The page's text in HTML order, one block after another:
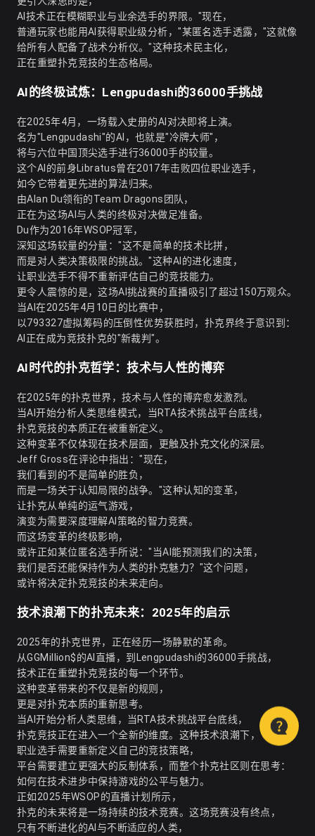
AI技术正在模糊职业与业余选手的界限。"现在，
普通玩家也能用AI获得职业级分析，"某匿名选手透露，"这就像
给所有人配备了战术分析仪。"这种技术民主化，
正在重塑扑克竞技的生态格局。
AI的终极试炼：Lengpudashi的36000手挑战
在2025年4月，一场载入史册的AI对决即将上演。
名为"Lengpudashi"的AI，也就是"冷牌大师"，
将与六位中国顶尖选手进行36000手的较量。
这个AI的前身Libratus曾在2017年击败四位职业选手，
如今它带着更先进的算法归来。
由Alan Du领衔的Team Dragons团队，
正在为这场AI与人类的终极对决做足准备。
Du作为2016年WSOP冠军，
深知这场较量的分量："这不是简单的技术比拼，
而是对人类决策极限的挑战。"这种AI的进化速度，
让职业选手不得不重新评估自己的竞技能力。
更令人震惊的是，这场AI挑战赛的直播吸引了超过150万观众。
当AI在2025年4月10日的比赛中，
以793327虚拟筹码的压倒性优势获胜时，扑克界终于意识到：
AI正在成为竞技扑克的"新裁判"。
AI时代的扑克哲学：技术与人性的博弈
在2025年的扑克世界，技术与人性的博弈愈发激烈。
当AI开始分析人类思维模式，当RTA技术挑战平台底线，
扑克竞技的本质正在被重新定义。
这种变革不仅体现在技术层面，更触及扑克文化的深层。
Jeff Gross在评论中指出："现在，
我们看到的不是简单的胜负，
而是一场关于认知局限的战争。"这种认知的变革，
让扑克从单纯的运气游戏，
演变为需要深度理解AI策略的智力竞赛。
而这场变革的终极影响，
或许正如某位匿名选手所说："当AI能预测我们的决策，
我们是否还能保持作为人类的扑克魅力？"这个问题，
或许将决定扑克竞技的未来走向。
技术浪潮下的扑克未来：2025年的启示
2025年的扑克世界，正在经历一场静默的革命。
从GGMillion$的AI直播，到Lengpudashi的36000手挑战，
技术正在重塑扑克竞技的每一个环节。
这种变革带来的不仅是新的规则，
更是对扑克本质的重新思考。
当AI开始分析人类思维，当RTA技术挑战平台底线，
扑克竞技正在进入一个全新的维度。这种技术浪潮下，
职业选手需要重新定义自己的竞技策略，
平台需要建立更强大的反制体系，而整个扑克社区则在思考：
如何在技术进步中保持游戏的公平与魅力。
正如2025年WSOP的直播计划所示，
扑克的未来将是一场持续的技术竞赛。这场竞赛没有终点，
只有不断进化的AI与不断适应的人类，